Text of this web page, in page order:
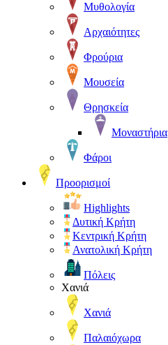
Μυθολογία
Αρχαιότητες
Φρούρια
Μουσεία
Θρησκεία
Μοναστήρια
Φάροι
Προορισμοί
Highlights
Δυτική Κρήτη
Κεντρική Κρήτη
Ανατολική Κρήτη
Πόλεις
Χανιά
Χανιά
Παλαιόχωρα